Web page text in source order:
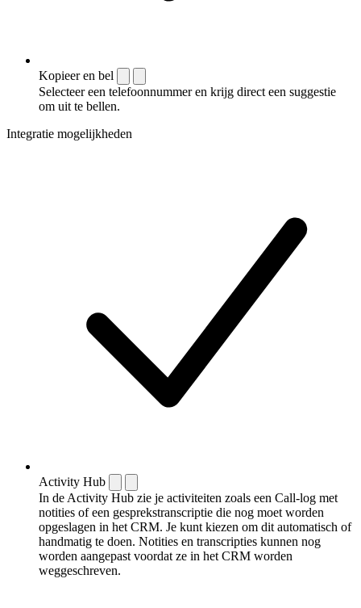
Kopieer en bel
Selecteer een telefoonnummer en krijg direct een suggestie
om uit te bellen.
Integratie mogelijkheden
Activity Hub
In de Activity Hub zie je activiteiten zoals een Call-log met
notities of een gespreks­transcriptie die nog moet worden
opgeslagen in het CRM. Je kunt kiezen om dit automatisch of
handmatig te doen. Notities en transcripties kunnen nog
worden aangepast voordat ze in het CRM worden
weggeschreven.